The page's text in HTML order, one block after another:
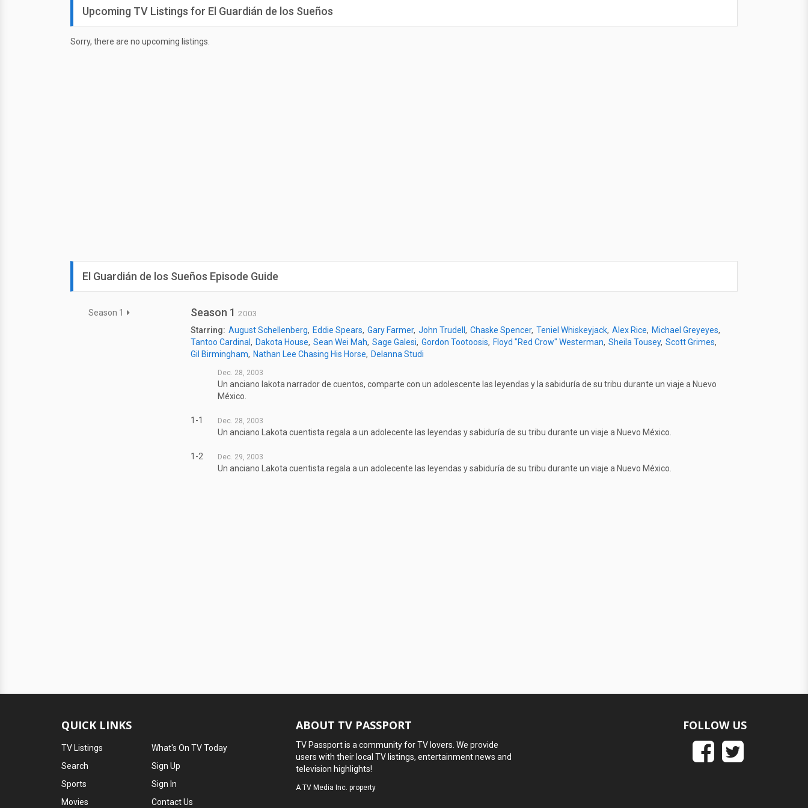
Upcoming TV Listings for El Guardián de los Sueños
Sorry, there are no upcoming listings.
El Guardián de los Sueños Episode Guide
Season 1 Season 1 2003
Starring: August Schellenberg Eddie Spears Gary Farmer John Trudell Chaske Spencer Teniel Whiskeyjack Alex Rice
Michael Greyeyes
Tantoo Cardinal
Dakota House Sean Wei Mah Sage Galesi Gordon Tootoosis Floyd "Red Crow" Westerman Sheila Tousey Scott Grimes
Gil Birmingham
Nathan Lee Chasing His Horse Delanna Studi
Dec. 28, 2003
Un anciano lakota narrador de cuentos, comparte con un adolescente las leyendas y la sabiduría de su tribu durante un viaje a Nuevo
México.
1-1 Dec. 28, 2003
Un anciano Lakota cuentista regala a un adolecente las leyendas y sabiduría de su tribu durante un viaje a Nuevo México.
1-2 Dec. 29, 2003
Un anciano Lakota cuentista regala a un adolecente las leyendas y sabiduría de su tribu durante un viaje a Nuevo México.
QUICK LINKS
TV Listings
Search
Sports
Movies
What's On TV Today
Sign Up
Sign In
Contact Us
ABOUT TV PASSPORT
TV Passport is a community for TV lovers. We provide
users with their local TV listings, entertainment news and
television highlights!
ATV Media Inc. property
FOLLOW US